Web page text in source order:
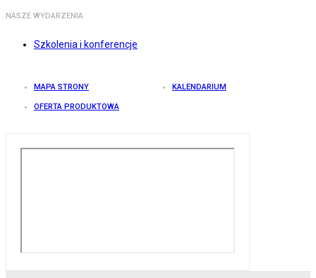
NASZE WYDARZENIA
Szkolenia i konferencje
MAPA STRONY KALENDARIUM
OFERTA PRODUKTOWA